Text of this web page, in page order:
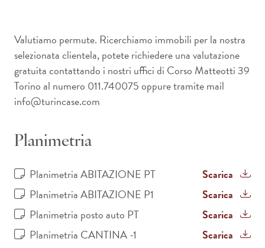
Valutiamo permute. Ricerchiamo immobili per la nostra
selezionata clientela, potete richiedere una valutazione
gratuita contattando i nostri uffici di Corso Matteotti 39
Torino al numero 011.740075 oppure tramite mail
info@turincase.com
Planimetria
Planimetria ABITAZIONE PT
Scarica
Planimetria ABITAZIONE P1
Scarica
Planimetria posto auto PT
Scarica
Planimetria CANTINA -1
Scarica